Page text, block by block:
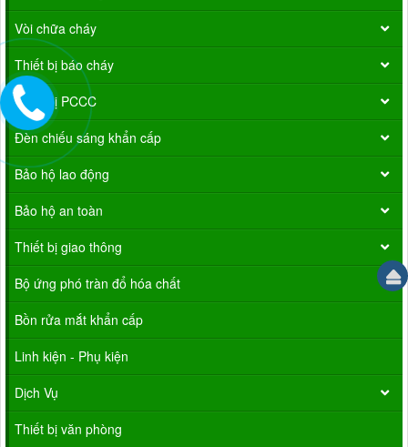
Vòi chữa cháy
Thiết bị báo cháy
Thiết bị PCCC
Đèn chiếu sáng khẩn cấp
Bảo hộ lao động
Bảo hộ an toàn
Thiết bị giao thông
Bộ ứng phó tràn đổ hóa chất
Bồn rửa mắt khẩn cấp
Linh kiện - Phụ kiện
Dịch Vụ
Thiết bị văn phòng